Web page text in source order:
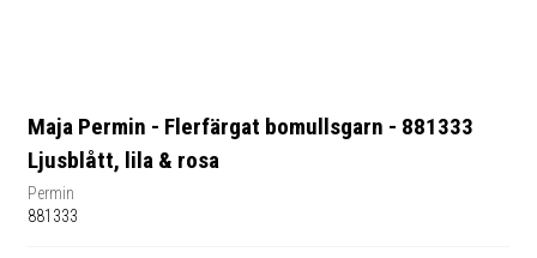
Maja Permin - Flerfärgat bomullsgarn - 881333
Ljusblått, lila & rosa
Permin
881333